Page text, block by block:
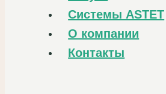
Системы ASTET
О компании
Контакты